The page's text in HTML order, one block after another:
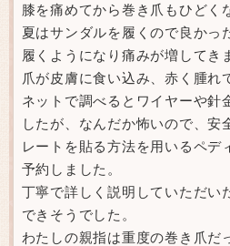
膝を痛めてから巻き爪もひどく
夏はサンダルを履くので良かっ
履くようになり痛みが増してき
爪が皮膚に食い込み、赤く腫れ
ネットで調べるとワイヤーや針
したが、なんだか怖いので、安
レートを貼る方法を用いるペデ
予約しました。
丁寧で詳しく説明していただい
できそうでした。
わたしの親指は重度の巻き爪だ